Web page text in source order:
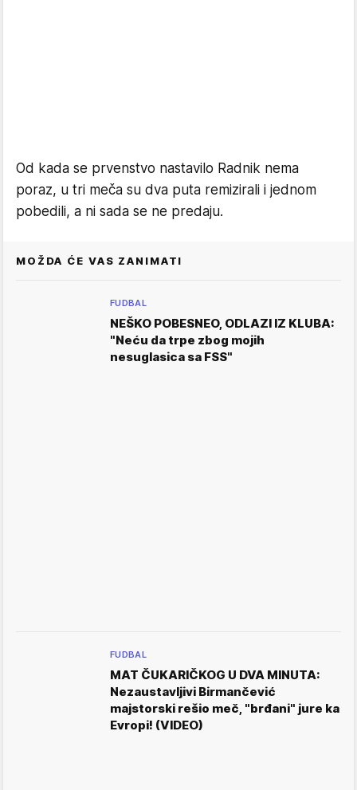
Od kada se prvenstvo nastavilo Radnik nema
poraz, u tri meča su dva puta remizirali i jednom
pobedili, a ni sada se ne predaju.
MOŽDA ĆE VAS ZANIMATI
FUDBAL
NEŠKO POBESNEO, ODLAZI IZ KLUBA:
"Neću da trpe zbog mojih
nesuglasica sa FSS"
FUDBAL
MAT ČUKARIČKOG U DVA MINUTA:
Nezaustavljivi Birmančević
majstorski rešio meč, "brđani" jure ka
Evropi! (VIDEO)